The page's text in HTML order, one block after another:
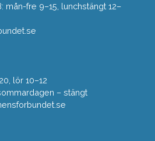
fre 9–15, lunchstängt 12–
lör 10–12
– stängt